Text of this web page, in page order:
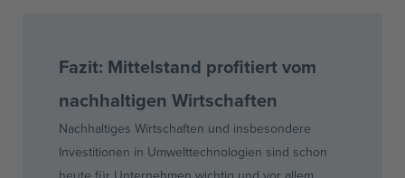
Fazit: Mittelstand profitiert vom
nachhaltigen Wirtschaften
Nachhaltiges Wirtschaften und insbesondere
Investitionen in Umwelttechnologien sind schon